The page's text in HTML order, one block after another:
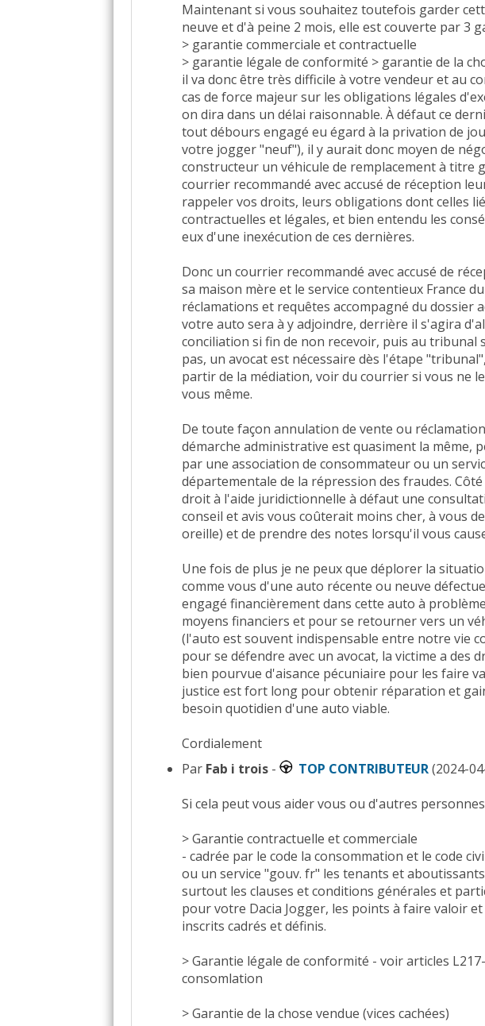
Maintenant si vous souhaitez toutefois garder
neuve et d'à peine 2 mois, elle est couverte par 3
> garantie commerciale et contractuelle
> garantie légale de conformité > garantie de la
il va donc être très difficile à votre vendeur et au
cas de force majeur sur les obligations légales
on dira dans un délai raisonnable. À défaut ce
tout débours engagé eu égard à la privation de
votre jogger "neuf"), il y aurait donc moyen de
constructeur un véhicule de remplacement à titre
courrier recommandé avec accusé de réception
rappeler vos droits, leurs obligations dont celles
contractuelles et légales, et bien entendu les
eux d'une inexécution de ces dernières.
Donc un courrier recommandé avec accusé de
sa maison mère et le service contentieux France
réclamations et requêtes accompagné du dossier
votre auto sera à y adjoindre, derrière il s'agira
conciliation si fin de non recevoir, puis au
pas, un avocat est nécessaire dès l'étape
partir de la médiation, voir du courrier si vous ne
vous même.
De toute façon annulation de vente ou
démarche administrative est quasiment la même,
par une association de consommateur ou un
départementale de la répression des fraudes.
droit à l'aide juridictionnelle à défaut une
conseil et avis vous coûterait moins cher, à vous
oreille) et de prendre des notes lorsqu'il vous
Une fois de plus je ne peux que déplorer la
comme vous d'une auto récente ou neuve
engagé financièrement dans cette auto à
moyens financiers et pour se retourner vers un
(l'auto est souvent indispensable entre notre vie
pour se défendre avec un avocat, la victime a des
bien pourvue d'aisance pécuniaire pour les faire
justice est fort long pour obtenir réparation et
besoin quotidien d'une auto viable.
Cordialement
Par Fab i trois - TOP CONTRIBUTEUR(2024-
Si cela peut vous aider vous ou d'autres
> Garantie contractuelle et commerciale
- cadrée par le code la consommation et le code
ou un service "gouv. fr" les tenants et
surtout les clauses et conditions générales et
pour votre Dacia Jogger, les points à faire valoir
inscrits cadrés et définis.
> Garantie légale de conformité - voir articles
consomlation
> Garantie de la chose vendue (vices cachées)